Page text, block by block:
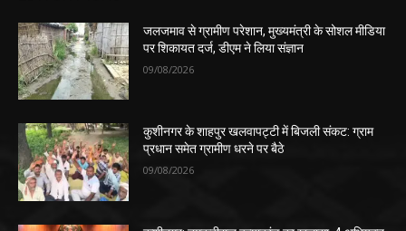
जलजमाव से ग्रामीण परेशान, मुख्यमंत्री के सोशल मीडिया
पर शिकायत दर्ज, डीएम ने लिया संज्ञान
09/08/2026
कुशीनगर के शाहपुर खलवापट्टी में बिजली संकट: ग्राम
प्रधान समेत ग्रामीण धरने पर बैठे
09/08/2026